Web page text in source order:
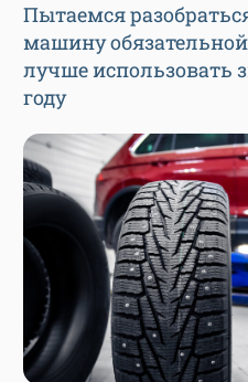
Пытаемся
машину
лучше использовать
году